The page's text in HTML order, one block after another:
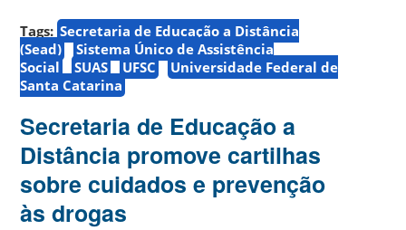
Tags: Secretaria de Educação a Distância
(Sead)
Sistema Único de Assistência
Social
SUAS UFSC
Universidade Federal de
Santa Catarina
Secretaria de Educação a
Distância promove cartilhas
sobre cuidados e prevenção
às drogas